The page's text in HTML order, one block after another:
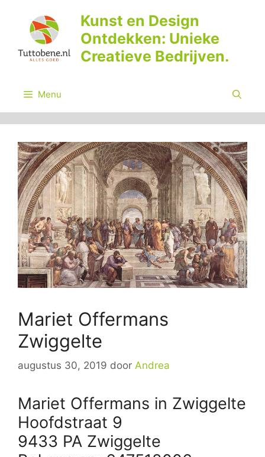
inhoud
Kunst en Design
Ontdekken: Unieke
Creatieve Bedrijven.
Menu
Mariet Offermans
Zwiggelte
augustus 30, 2019 door Andrea
Mariet Offermans in Zwiggelte
Hoofdstraat 9
9433 PA Zwiggelte